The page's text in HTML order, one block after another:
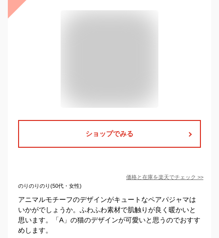
ショップでみる
価格と在庫を楽天でチェック >>
のりのりのり(50代・女性)
アニマルモチーフのデザインがキュートなペアパジャマは
いかがでしょうか。ふわふわ素材で肌触りが良く暖かいと
思います。「A」の猫のデザインが可愛いと思うのでおすす
めします。